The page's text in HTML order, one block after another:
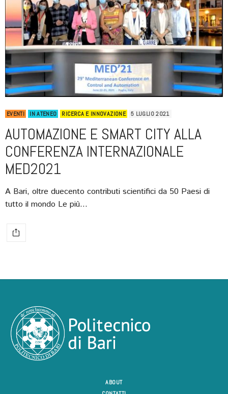
EVENTI IN ATENEO RICERCA E INNOVAZIONE 5 LUGLIO 2021
AUTOMAZIONE E SMART CITY ALLA
CONFERENZA INTERNAZIONALE
MED2021
A Bari, oltre duecento contributi scientifici da 50 Paesi di
tutto il mondo Le più…
ABOUT